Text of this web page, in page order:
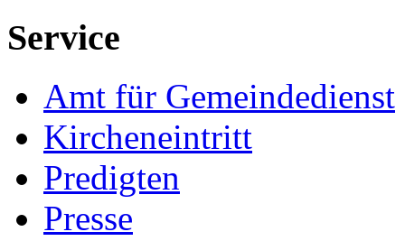
Service
Amt für Gemeindedienst
Kircheneintritt
Predigten
Presse